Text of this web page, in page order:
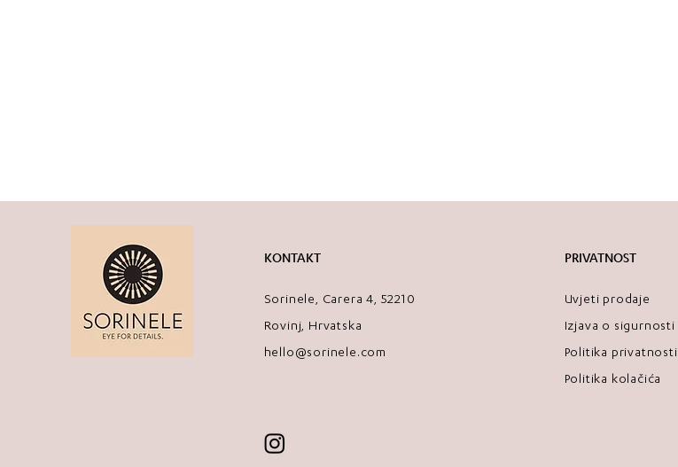
KONTAKT
Sorinele, Carera 4, 52210
Rovinj, Hrvatska
hello@sorinele.com
PRIVATNOST
Uvjeti prodaje
Izjava o sigurnosti
Politika privatnosti
Politika kolačića